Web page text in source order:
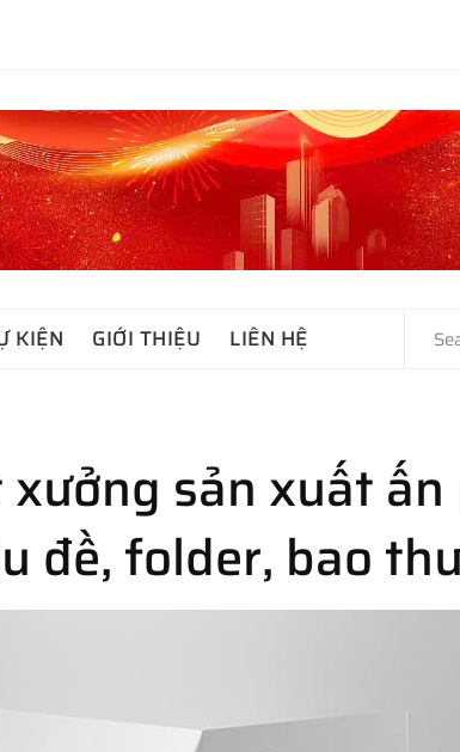
KIỆN GIỚI THIỆU LIÊN HỆ
sản xuất
đề, folder, bao